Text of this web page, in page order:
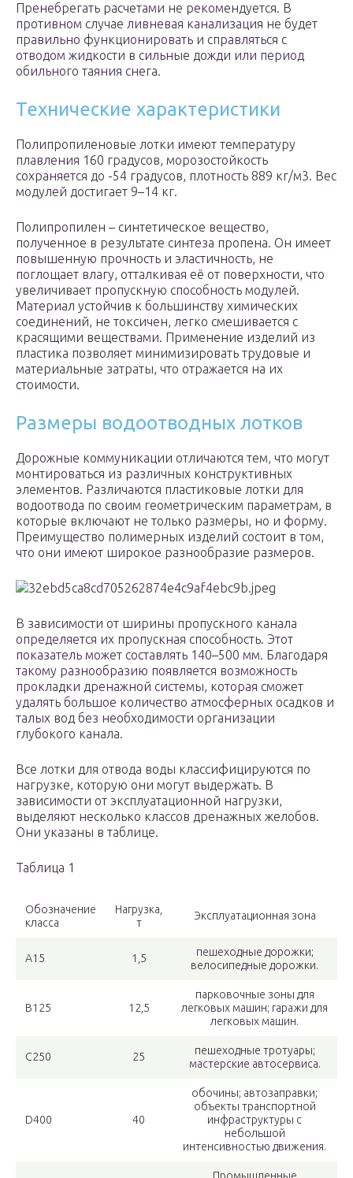
Пренебрегать расчетами не рекомендуется. В
противном случае ливневая канализация не будет
правильно функционировать и справляться с
отводом жидкости в сильные дожди или период
обильного таяния снега.
Технические характеристики
Полипропиленовые лотки имеют температуру
плавления 160 градусов, морозостойкость
сохраняется до -54 градусов, плотность 889 кг/м3. Вес
модулей достигает 9–14 кг.
Полипропилен – синтетическое вещество,
полученное в результате синтеза пропена. Он имеет
повышенную прочность и эластичность, не
поглощает влагу, отталкивая её от поверхности, что
увеличивает пропускную способность модулей.
Материал устойчив к большинству химических
соединений, не токсичен, легко смешивается с
красящими веществами. Применение изделий из
пластика позволяет минимизировать трудовые и
материальные затраты, что отражается на их
стоимости.
Размеры водоотводных лотков
Дорожные коммуникации отличаются тем, что могут
монтироваться из различных конструктивных
элементов. Различаются пластиковые лотки для
водоотвода по своим геометрическим параметрам, в
которые включают не только размеры, но и форму.
Преимущество полимерных изделий состоит в том,
что они имеют широкое разнообразие размеров.
В зависимости от ширины пропускного канала
определяется их пропускная способность. Этот
показатель может составлять 140–500 мм. Благодаря
такому разнообразию появляется возможность
прокладки дренажной системы, которая сможет
удалять большое количество атмосферных осадков и
талых вод без необходимости организации
глубокого канала.
Все лотки для отвода воды классифицируются по
нагрузке, которую они могут выдержать. В
зависимости от эксплуатационной нагрузки,
выделяют несколько классов дренажных желобов.
Они указаны в таблице.
Таблица 1
Обозначение
класса
Нагрузка,
т
Эксплуатационная зона
A15 1,5
пешеходные дорожки;
велосипедные дорожки.
B125 12,5
парковочные зоны для
легковых машин; гаражи для
легковых машин.
C250 25
пешеходные тротуары;
мастерские автосервиса.
D400 40
обочины; автозаправки;
объекты транспортной
инфраструктуры с
небольшой
интенсивностью движения.